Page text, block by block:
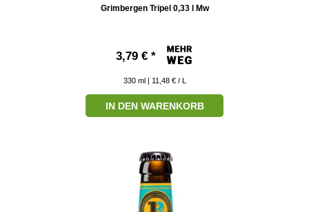
Grimbergen Tripel 0,33 l Mw
3,79 € *
330 ml | 11,48 € / L
IN DEN WARENKORB